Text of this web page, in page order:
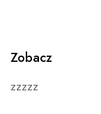
Zobacz
zzzzz